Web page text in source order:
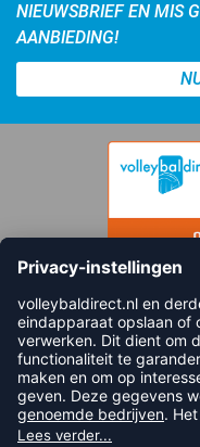
NIEUWSBRIEF EN MIS
AANBIEDING!